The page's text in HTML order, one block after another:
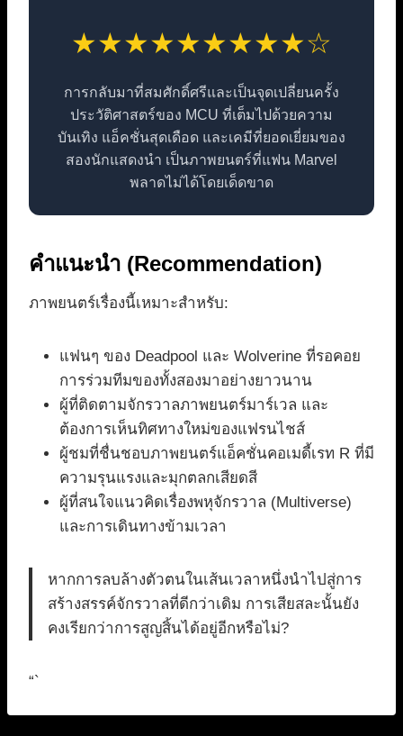
★★★★★★★★★☆
การกลับมาที่สมศักดิ์ศรีและเป็นจุดเปลี่ยนครั้ง
ประวัติศาสตร์ของ MCU ที่เต็มไปด้วยความ
บันเทิง แอ็คชั่นสุดเดือด และเคมีที่ยอดเยี่ยมของ
สองนักแสดงนำ เป็นภาพยนตร์ที่แฟน Marvel
พลาดไม่ได้โดยเด็ดขาด
คำแนะนำ (Recommendation)
ภาพยนตร์เรื่องนี้เหมาะสำหรับ:
แฟนๆ ของ Deadpool และ Wolverine ที่รอคอย
การร่วมทีมของทั้งสองมาอย่างยาวนาน
ผู้ที่ติดตามจักรวาลภาพยนตร์มาร์เวล และ
ต้องการเห็นทิศทางใหม่ของแฟรนไชส์
ผู้ชมที่ชื่นชอบภาพยนตร์แอ็คชั่นคอเมดี้เรท R ที่มี
ความรุนแรงและมุกตลกเสียดสี
ผู้ที่สนใจแนวคิดเรื่องพหุจักรวาล (Multiverse)
และการเดินทางข้ามเวลา
หากการลบล้างตัวตนในเส้นเวลาหนึ่งนำไปสู่การ
สร้างสรรค์จักรวาลที่ดีกว่าเดิม การเสียสละนั้นยัง
คงเรียกว่าการสูญสิ้นได้อยู่อีกหรือไม่?
“`